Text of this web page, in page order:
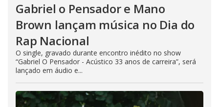
Gabriel o Pensador e Mano
Brown lançam música no Dia do
Rap Nacional
O single, gravado durante encontro inédito no show
“Gabriel O Pensador - Acústico 33 anos de carreira”, será
lançado em áudio e...